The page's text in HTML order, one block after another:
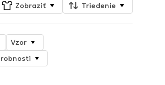
Zobraziť Triedenie
Vzor